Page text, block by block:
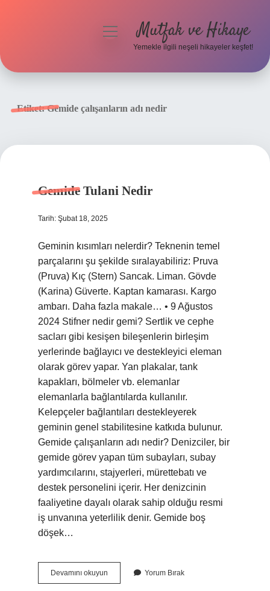
menüyüMutfak ve Hikaye
Yemekle ilgili neşeli hikayeler keşfet!
Etiket:Gemide çalışanların adı nedir
Gemide Tulani Nedir
Tarih: Şubat 18, 2025
Geminin kısımları nelerdir? Teknenin temel
parçalarını şu şekilde sıralayabiliriz: Pruva
(Pruva) Kıç (Stern) Sancak. Liman. Gövde
(Karina) Güverte. Kaptan kamarası. Kargo
ambarı. Daha fazla makale… • 9 Ağustos
2024 Stifner nedir gemi? Sertlik ve cephe
sacları gibi kesişen bileşenlerin birleşim
yerlerinde bağlayıcı ve destekleyici eleman
olarak görev yapar. Yan plakalar, tank
kapakları, bölmeler vb. elemanlar
elemanlarla bağlantılarda kullanılır.
Kelepçeler bağlantıları destekleyerek
geminin genel stabilitesine katkıda bulunur.
Gemide çalışanların adı nedir? Denizciler, bir
gemide görev yapan tüm subayları, subay
yardımcılarını, stajyerleri, mürettebatı ve
destek personelini içerir. Her denizcinin
faaliyetine dayalı olarak sahip olduğu resmi
iş unvanına yeterlilik denir. Gemide boş
döşek…
Devamını okuyun
Tulani
Yorum Bırak